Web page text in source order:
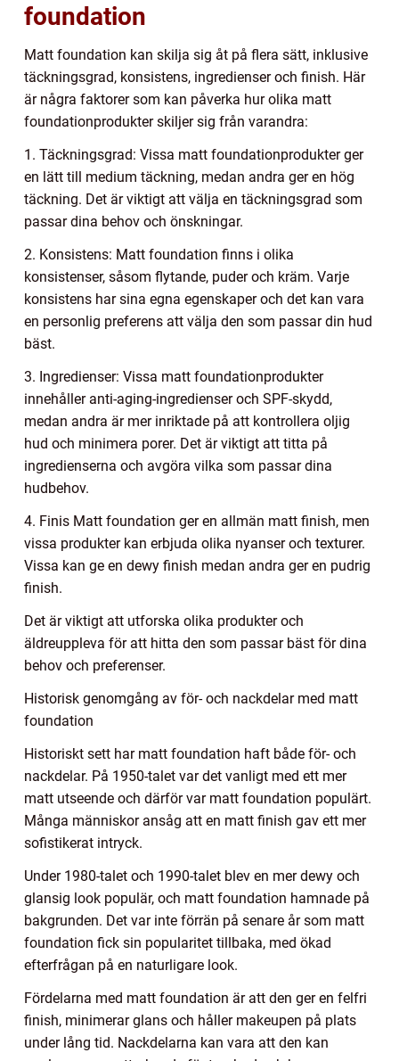
foundation
Matt foundation kan skilja sig åt på flera sätt, inklusive
täckningsgrad, konsistens, ingredienser och finish. Här
är några faktorer som kan påverka hur olika matt
foundationprodukter skiljer sig från varandra:
1. Täckningsgrad: Vissa matt foundationprodukter ger
en lätt till medium täckning, medan andra ger en hög
täckning. Det är viktigt att välja en täckningsgrad som
passar dina behov och önskningar.
2. Konsistens: Matt foundation finns i olika
konsistenser, såsom flytande, puder och kräm. Varje
konsistens har sina egna egenskaper och det kan vara
en personlig preferens att välja den som passar din hud
bäst.
3. Ingredienser: Vissa matt foundationprodukter
innehåller anti-aging-ingredienser och SPF-skydd,
medan andra är mer inriktade på att kontrollera oljig
hud och minimera porer. Det är viktigt att titta på
ingredienserna och avgöra vilka som passar dina
hudbehov.
4. Finis Matt foundation ger en allmän matt finish, men
vissa produkter kan erbjuda olika nyanser och texturer.
Vissa kan ge en dewy finish medan andra ger en pudrig
finish.
Det är viktigt att utforska olika produkter och
äldreuppleva för att hitta den som passar bäst för dina
behov och preferenser.
Historisk genomgång av för- och nackdelar med matt
foundation
Historiskt sett har matt foundation haft både för- och
nackdelar. På 1950-talet var det vanligt med ett mer
matt utseende och därför var matt foundation populärt.
Många människor ansåg att en matt finish gav ett mer
sofistikerat intryck.
Under 1980-talet och 1990-talet blev en mer dewy och
glansig look populär, och matt foundation hamnade på
bakgrunden. Det var inte förrän på senare år som matt
foundation fick sin popularitet tillbaka, med ökad
efterfrågan på en naturligare look.
Fördelarna med matt foundation är att den ger en felfri
finish, minimerar glans och håller makeupen på plats
under lång tid. Nackdelarna kan vara att den kan